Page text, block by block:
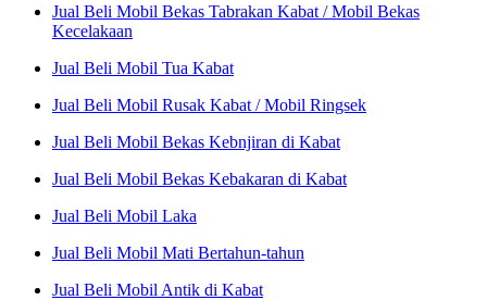
Jual Beli Mobil Bekas Tabrakan Kabat / Mobil Bekas
Kecelakaan
Jual Beli Mobil Tua Kabat
Jual Beli Mobil Rusak Kabat / Mobil Ringsek
Jual Beli Mobil Bekas Kebnjiran di Kabat
Jual Beli Mobil Bekas Kebakaran di Kabat
Jual Beli Mobil Laka
Jual Beli Mobil Mati Bertahun-tahun
Jual Beli Mobil Antik di Kabat